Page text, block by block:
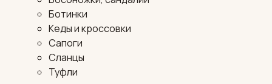
Ботинки
Кеды и кроссовки
Сапоги
Сланцы
Туфли